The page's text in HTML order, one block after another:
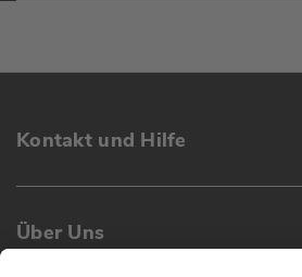
Kontakt und Hilfe
Über Uns